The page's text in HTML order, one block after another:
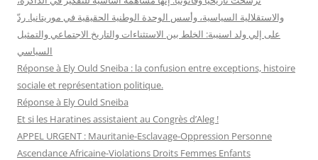
والاستقلالية السياسية، وأسس الوحدة الوطنية الحقيقية في موريتانيا. ردّ
على إلي ولد اسنيبة: الخلط بين الاستثناءات والتاريخ الاجتماعي والتمثيل
السياسي
Réponse à Ely Ould Sneiba : la confusion entre exceptions, histoire
sociale et représentation politique.
Réponse à Ely Ould Sneiba
Et si les Haratines assistaient au Congrès d’Aleg !
APPEL URGENT : Mauritanie-Esclavage-Oppression Personne
Ascendance Africaine-Violations Droits Femmes Enfants